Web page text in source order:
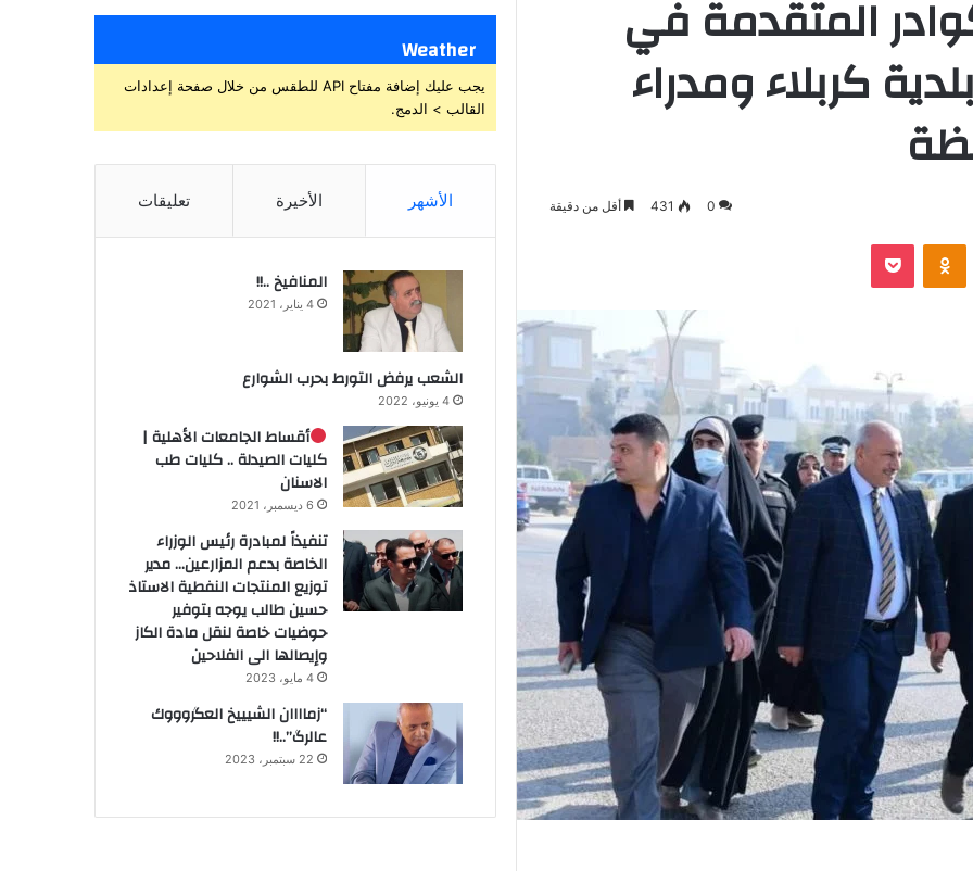
المتقدمة في
كربلاء ومدراء
0
431 أقل من دقيقة
Odnoklassniki
‫Pocket
Weather
يجب عليك إضافة مفتاح API للطقس من خلال صفحة إعدادات
القالب > الدمج.
الأشهر الأخيرة تعليقات
المنافيخ ..!!
4 يناير، 2021
الشعب يرفض التورط بحرب الشوارع
4 يونيو، 2022
أقساط الجامعات الأهلية |
كليات الصيدلة .. كليات طب
الاسنان
6 ديسمبر، 2021
تنفيذاً لمبادرة رئيس الوزراء
الخاصة بدعم المزارعين… مدير
توزيع المنتجات النفطية الاستاذ
حسين طالب يوجه بتوفير
حوضيات خاصة لنقل مادة الكاز
وإيصالها الى الفلاحين
4 مايو، 2023
“زماااان الشيييخ العگروووك
عالرگ”..!!
22 سبتمبر، 2023